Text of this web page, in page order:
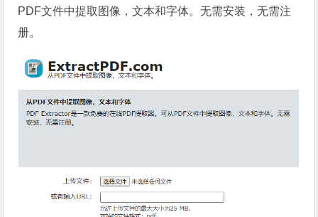
PDF文件中提取图像，文本和字体。无需安装，无需注
册。